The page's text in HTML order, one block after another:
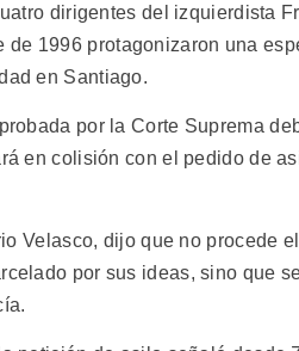
dirigentes del izquierdista
1996 protagonizaron una
en Santiago.
por la Corte Suprema
en colisión con el pedido de
Velasco, dijo que no procede
por sus ideas, sino que